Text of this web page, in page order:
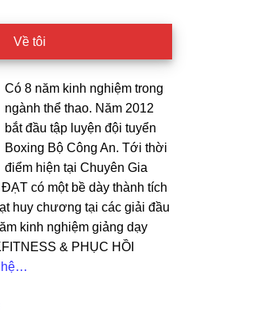
Về tôi
Có 8 năm kinh nghiệm trong
ngành thể thao. Năm 2012
bắt đầu tập luyện đội tuyển
Boxing Bộ Công An. Tới thời
điểm hiện tại Chuyên Gia
có một bề dày thành tích
huy chương tại các giải đầu
kinh nghiệm giảng dạy
& PHỤC HỒI
hệ…